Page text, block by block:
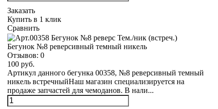
Заказать
Купить в 1 клик
Сравнить
Бегунок №8 реверсивный темный никель
Отзывов: 0
100 руб.
Артикул данного бегунка 00358, №8 реверсивный темный
никель встречныйНаш магазин специализируется на
продаже запчастей для чемоданов. В нали...